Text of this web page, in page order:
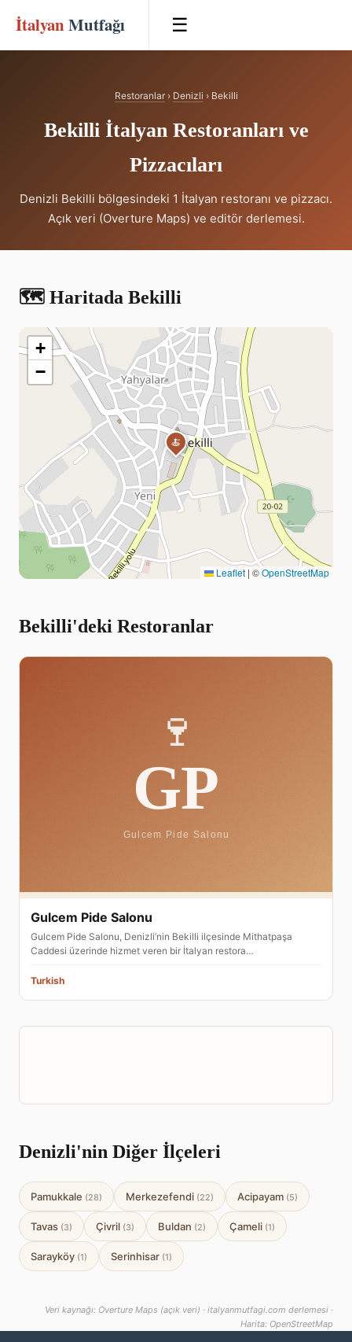
İtalyan Mutfağı ☰
Restoranlar› Denizli › Bekilli
Bekilli İtalyan Restoranları ve
Pizzacıları
Denizli Bekilli bölgesindeki 1 İtalyan restoranı ve pizzacı.
Açık veri (Overture Maps) ve editör derlemesi.
🗺️ Haritada Bekilli
🍝
+
−
Leaflet | ©OpenStreetMap
Bekilli'deki Restoranlar
Gulcem Pide Salonu
Gulcem Pide Salonu, Denizli’nin Bekilli ilçesinde Mithatpaşa
Caddesi üzerinde hizmet veren bir İtalyan restora…
Turkish
Denizli'nin Diğer İlçeleri
Pamukkale (28) Merkezefendi (22) Acipayam (5)
Tavas (3) Çivril (3) Buldan (2) Çameli (1)
Sarayköy (1) Serinhisar (1)
Veri kaynağı: Overture Maps (açık veri) · italyanmutfagi.com derlemesi ·
Harita: OpenStreetMap